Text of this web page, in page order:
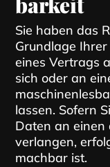
Sie haben das
Grundlage
eines Vertrags
sich oder an
lassen. Sofern
Daten an
verlangen,
machbar ist.